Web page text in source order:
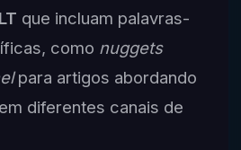
que incluam palavras-
como nuggets
para artigos abordando
diferentes canais de